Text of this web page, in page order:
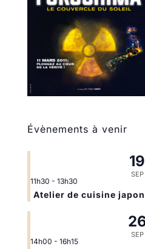
Évènements à venir
19
SEP
11h30 - 13h30
Atelier de cuisine
SEP
14h00 - 16h15